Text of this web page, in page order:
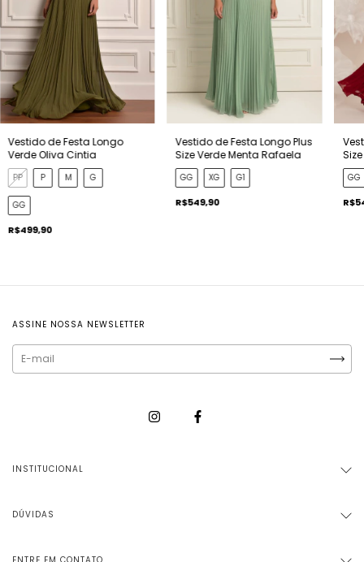
Vestido de Festa Longo
Verde Oliva Cintia
PP P M G
GG
R$499,90
Vestido de Festa Longo Plus
Size Verde Menta Rafaela
GG XG G1
R$549,90
GG
ASSINE NOSSA NEWSLETTER
INSTITUCIONAL
DÚVIDAS